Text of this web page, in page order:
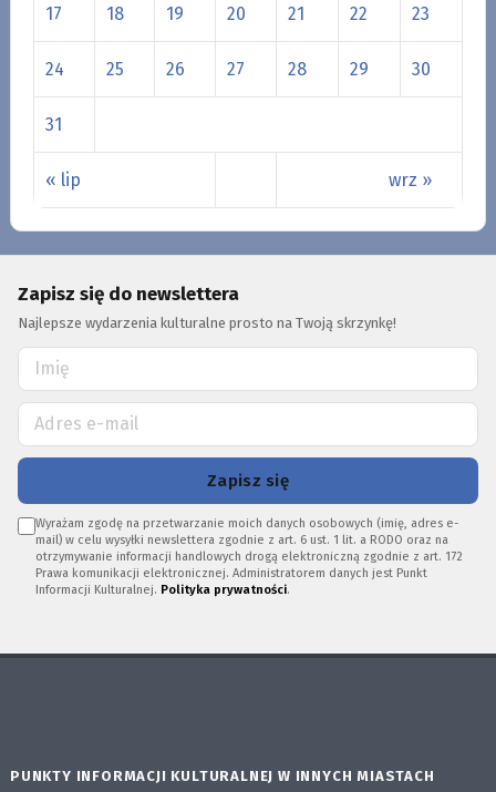
« lip wrz »
17 18 19 20 21 22 23
24 25 26 27 28 29 30
31
Zapisz się do newslettera
Najlepsze wydarzenia kulturalne prosto na Twoją skrzynkę!
Zapisz się
Wyrażam zgodę na przetwarzanie moich danych osobowych (imię, adres e-
mail) w celu wysyłki newslettera zgodnie z art. 6 ust. 1 lit. a RODO oraz na
otrzymywanie informacji handlowych drogą elektroniczną zgodnie z art. 172
Prawa komunikacji elektronicznej. Administratorem danych jest Punkt
Informacji Kulturalnej. Polityka prywatności.
PUNKTY INFORMACJI KULTURALNEJ W INNYCH MIASTACH